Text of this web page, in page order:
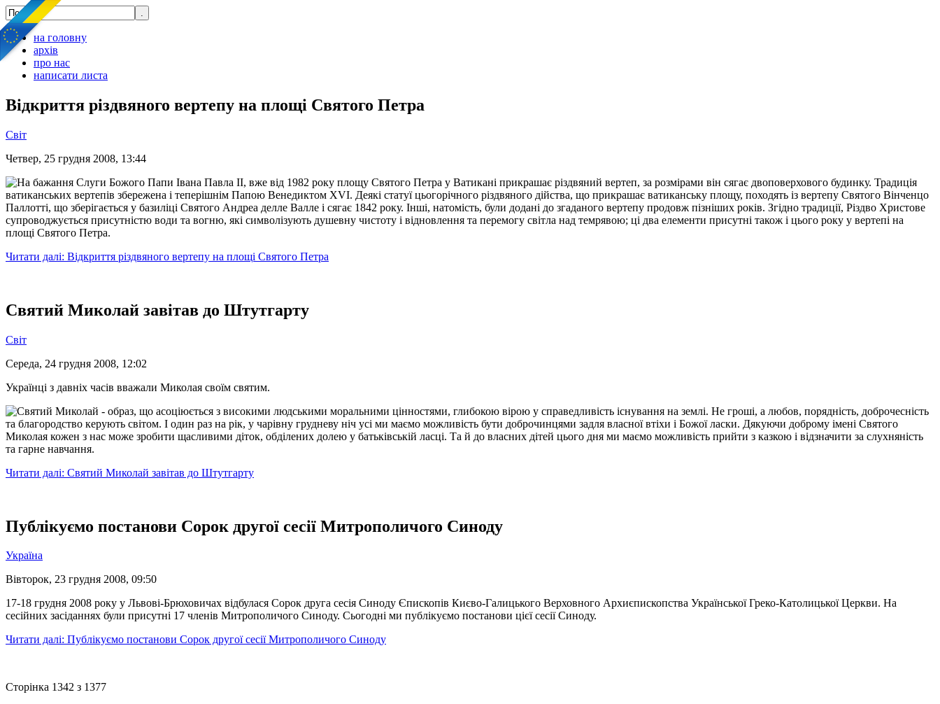
на головну
архів
про нас
написати листа
Відкриття різдвяного вертепу на площі Святого Петра
Світ
Четвер, 25 грудня 2008, 13:44
На бажання Слуги Божого Папи Івана Павла ІІ, вже від 1982 року площу Святого Петра у Ватикані прикрашає різдвяний вертеп, за розмірами він сягає двоповерхового будинку. Традиція
ватиканських вертепів збережена і теперішнім Папою Венедиктом ХVІ. Деякі статуї цьогорічного різдвяного дійства, що прикрашає ватиканську площу, походять із вертепу Святого Вінченцо
Паллотті, що зберігається у базиліці Святого Андреа делле Валле і сягає 1842 року. Інші, натомість, були додані до згаданого вертепу продовж пізніших років. Згідно традиції, Різдво Христове
супроводжується присутністю води та вогню, які символізують душевну чистоту і відновлення та перемогу світла над темрявою; ці два елементи присутні також і цього року у вертепі на
площі Святого Петра.
Читати далі: Відкриття різдвяного вертепу на площі Святого Петра
Святий Миколай завітав до Штутгарту
Світ
Середа, 24 грудня 2008, 12:02
Українці з давніх часів вважали Миколая своїм святим.
Святий Миколай - образ, що асоціюється з високими людськими моральними цінностями, глибокою вірою у справедливість існування на землі. Не гроші, а любов, порядність, доброчесність
та благородство керують світом. І один раз на рік, у чарівну грудневу ніч усі ми маємо можливість бути доброчинцями задля власної втіхи і Божої ласки. Дякуючи доброму імені Святого
Миколая кожен з нас може зробити щасливими діток, обділених долею у батьківській ласці. Та й до власних дітей цього дня ми маємо можливість прийти з казкою і відзначити за слухняність
та гарне навчання.
Читати далі: Святий Миколай завітав до Штутгарту
Публікуємо постанови Сорок другої сесії Митрополичого Синоду
Україна
Вівторок, 23 грудня 2008, 09:50
17-18 грудня 2008 року у Львові-Брюховичах відбулася Сорок друга сесія Синоду Єпископів Києво-Галицького Верховного Архиєпископства Української Греко-Католицької Церкви. На
сесійних засіданнях були присутні 17 членів Митрополичого Синоду. Сьогодні ми публікуємо постанови цієї сесії Синоду.
Читати далі: Публікуємо постанови Сорок другої сесії Митрополичого Синоду
Сторінка 1342 з 1377